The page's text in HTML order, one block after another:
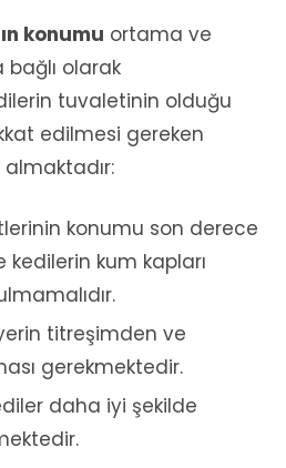
konumu ortama ve
bağlı olarak
tuvaletinin olduğu
edilmesi gereken
konumu son derece
kum kapları
titreşimden ve
gerekmektedir.
daha iyi şekilde